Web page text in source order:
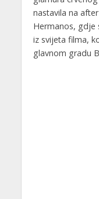
nastavila na
Hermanos, gdje
iz svijeta filma,
glavnom gradu